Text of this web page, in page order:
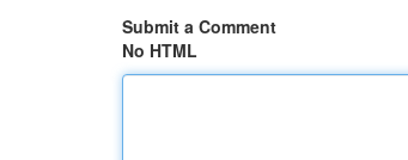
Submit a Comment
No HTML